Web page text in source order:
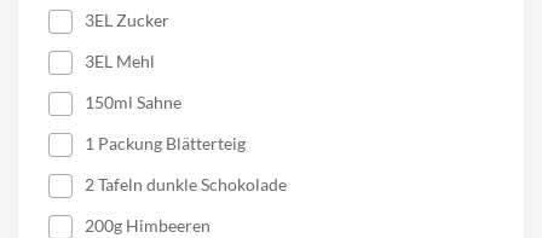
3EL Zucker
3EL Mehl
150ml Sahne
1 Packung Blätterteig
2 Tafeln dunkle Schokolade
200g Himbeeren